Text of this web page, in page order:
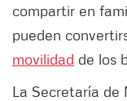
compartir en
pueden
movilidad de los
La Secretaría de